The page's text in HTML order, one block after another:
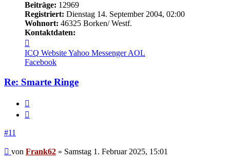
Beiträge: 12969
Registriert: Dienstag 14. September 2004, 02:00
Wohnort: 46325 Borken/ Westf.
Kontaktdaten:
von
Frank62
ICQ WebsiteYahoo Messenger AOL
Facebook
Re: Smarte Ringe
#11
Beitrag
von Frank62 » Samstag 1. Februar 2025, 15:01